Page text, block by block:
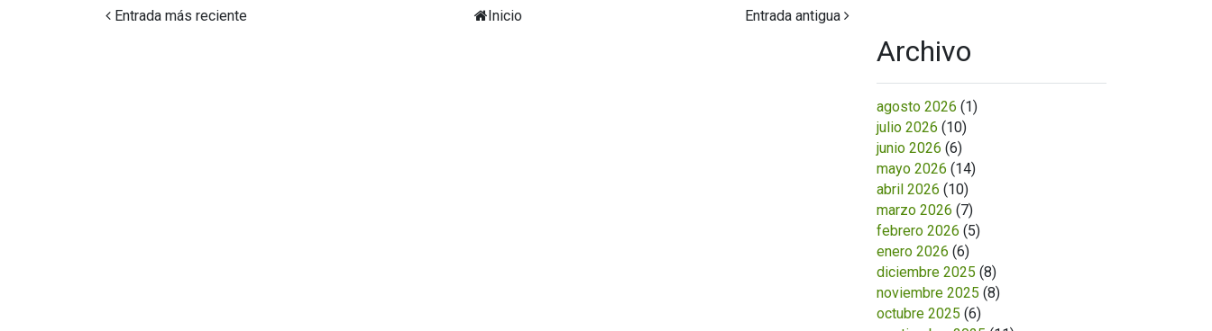
Entrada más reciente Entrada antigua
Inicio
Archivo
agosto 2026 (1)
julio 2026 (10)
junio 2026 (6)
mayo 2026 (14)
abril 2026 (10)
marzo 2026 (7)
febrero 2026 (5)
enero 2026 (6)
diciembre 2025 (8)
noviembre 2025 (8)
octubre 2025 (6)